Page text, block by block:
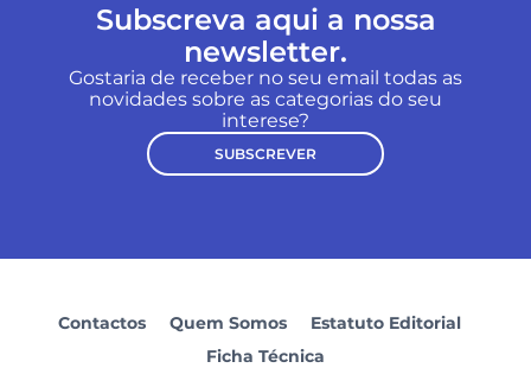
Subscreva aqui a nossa
newsletter.
Gostaria de receber no seu email todas as
novidades sobre as categorias do seu
interese?
SUBSCREVER
Contactos Quem Somos
Estatuto Editorial
Ficha Técnica